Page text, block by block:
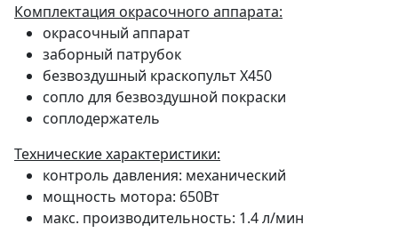
Комплектация окрасочного аппарата:
окрасочный аппарат
заборный патрубок
безвоздушный краскопульт Х450
сопло для безвоздушной покраски
соплодержатель
Технические характеристики:
контроль давления: механический
мощность мотора: 650Вт
макс. производительность: 1.4 л/мин